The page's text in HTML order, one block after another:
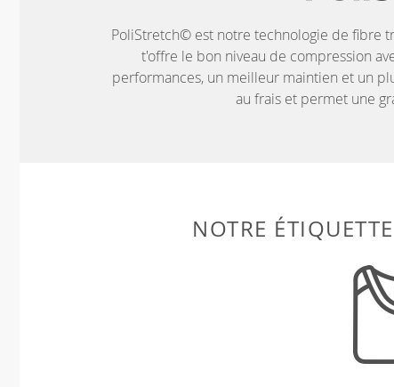
PoliStretch© est notre technologie de fibre
t'offre le bon niveau de compression
performances, un meilleur maintien et un
au frais et permet une
NOTRE